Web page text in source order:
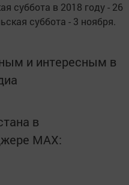
суббота в 2018 году - 26
суббота - 3 ноября.
и интересным в
в
MАХ: